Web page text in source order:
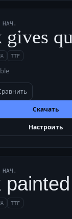
НАЧ.
TTF
Скачать
Настроить
НАЧ.
TTF